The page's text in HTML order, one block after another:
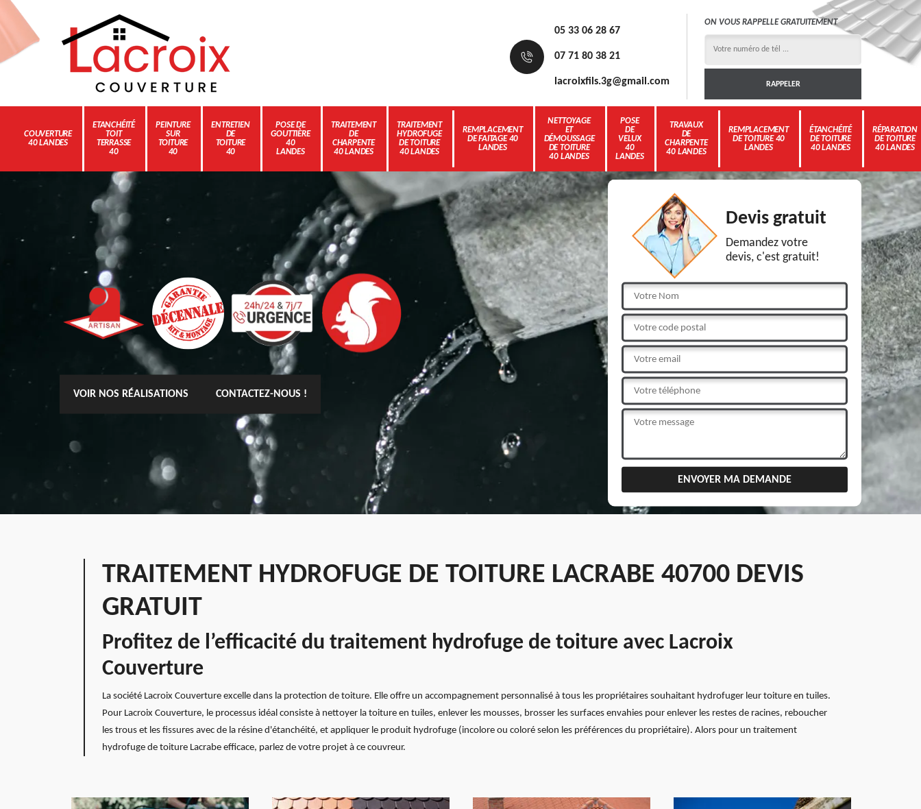
05 33 06 28 67
07 71 80 38 21
lacroixfils.3g@gmail.com
ON VOUS RAPPELLE GRATUITEMENT
COUVERTURE
40 LANDES
ETANCHÉITÉ
TOIT
TERRASSE
40
PEINTURE
SUR
TOITURE
40
ENTRETIEN
DE
TOITURE
40
POSE DE
GOUTTIÈRE
40
LANDES
TRAITEMENT
DE
CHARPENTE
40 LANDES
TRAITEMENT
HYDROFUGE
DE TOITURE
40 LANDES
REMPLACEMENT
DE FAITAGE 40
LANDES
NETTOYAGE
ET
DÉMOUSSAGE
DE TOITURE
40 LANDES
POSE
DE
VELUX
40
LANDES
TRAVAUX
DE
CHARPENTE
40 LANDES
REMPLACEMENT
DE TOITURE 40
LANDES
ÉTANCHÉITÉ
DE TOITURE
40 LANDES
RÉPARATION
DE TOITURE
40 LANDES
VOIR NOS RÉALISATIONS CONTACTEZ-NOUS !
Devis gratuit
Demandez votre
devis, c'est gratuit!
TRAITEMENT HYDROFUGE DE TOITURE LACRABE 40700 DEVIS
GRATUIT
Profitez de l’efficacité du traitement hydrofuge de toiture avec Lacroix
Couverture
La société Lacroix Couverture excelle dans la protection de toiture. Elle offre un accompagnement personnalisé à tous les propriétaires souhaitant hydrofuger leur toiture en tuiles.
Pour Lacroix Couverture, le processus idéal consiste à nettoyer la toiture en tuiles, enlever les mousses, brosser les surfaces envahies pour enlever les restes de racines, reboucher
les trous et les fissures avec de la résine d'étanchéité, et appliquer le produit hydrofuge (incolore ou coloré selon les préférences du propriétaire). Alors pour un traitement
hydrofuge de toiture Lacrabe efficace, parlez de votre projet à ce couvreur.